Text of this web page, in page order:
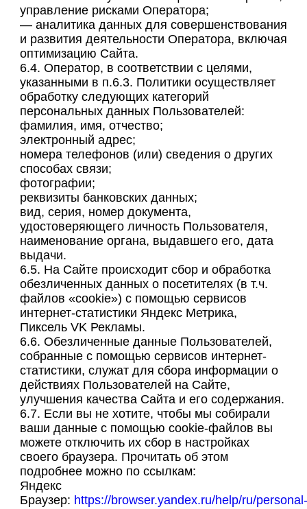
управление рисками Оператора;
— аналитика данных для совершенствования
и развития деятельности Оператора, включая
оптимизацию Сайта.
6.4. Оператор, в соответствии с целями,
указанными в п.6.3. Политики осуществляет
обработку следующих категорий
персональных данных Пользователей:
фамилия, имя, отчество;
электронный адрес;
номера телефонов (или) сведения о других
способах связи;
фотографии;
реквизиты банковских данных;
вид, серия, номер документа,
удостоверяющего личность Пользователя,
наименование органа, выдавшего его, дата
выдачи.
6.5. На Сайте происходит сбор и обработка
обезличенных данных о посетителях (в т.ч.
файлов «cookie») с помощью сервисов
интернет-статистики Яндекс Метрика,
Пиксель VK Рекламы.
6.6. Обезличенные данные Пользователей,
собранные с помощью сервисов интернет-
статистики, служат для сбора информации о
действиях Пользователей на Сайте,
улучшения качества Сайта и его содержания.
6.7. Если вы не хотите, чтобы мы собирали
ваши данные с помощью cookie-файлов вы
можете отключить их сбор в настройках
своего браузера. Прочитать об этом
подробнее можно по ссылкам:
Яндекс
Браузер: https://browser.yandex.ru/help/ru/personal-